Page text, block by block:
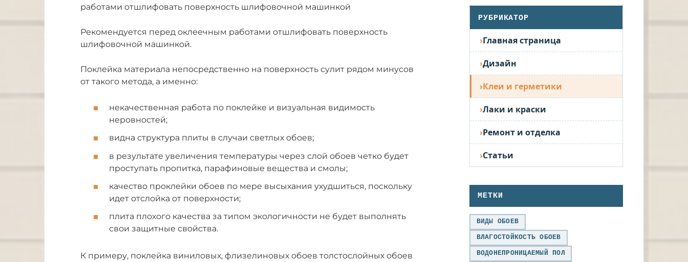
работами отшлифовать поверхность шлифовочной машинкой
Рекомендуется перед оклеечным работами отшлифовать поверхность
шлифовочной машинкой.
Поклейка материала непосредственно на поверхность сулит рядом минусов
от такого метода, а именно:
некачественная работа по поклейке и визуальная видимость
неровностей;
видна структура плиты в случаи светлых обоев;
в результате увеличения температуры через слой обоев четко будет
проступать пропитка, парафиновые вещества и смолы;
качество проклейки обоев по мере высыхания ухудшиться, поскольку
идет отслойка от поверхности;
плита плохого качества за типом экологичности не будет выполнять
свои защитные свойства.
К примеру, поклейка виниловых, флизелиновых обоев толстослойных обоев
РУБРИКАТОР
Главная страница
Дизайн
Клеи и герметики
Лаки и краски
Ремонт и отделка
Статьи
МЕТКИ
ВИДЫ ОБОЕВ
ВЛАГОСТОЙКОСТЬ ОБОЕВ
ВОДОНЕПРОНИЦАЕМЫЙ ПОЛ